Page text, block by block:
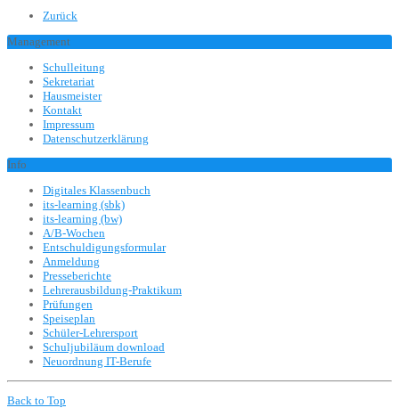
Zurück
Management
Schulleitung
Sekretariat
Hausmeister
Kontakt
Impressum
Datenschutzerklärung
Info
Digitales Klassenbuch
its-learning (sbk)
its-learning (bw)
A/B-Wochen
Entschuldigungsformular
Anmeldung
Presseberichte
Lehrerausbildung-Praktikum
Prüfungen
Speiseplan
Schüler-Lehrersport
Schuljubiläum download
Neuordnung IT-Berufe
Back to Top